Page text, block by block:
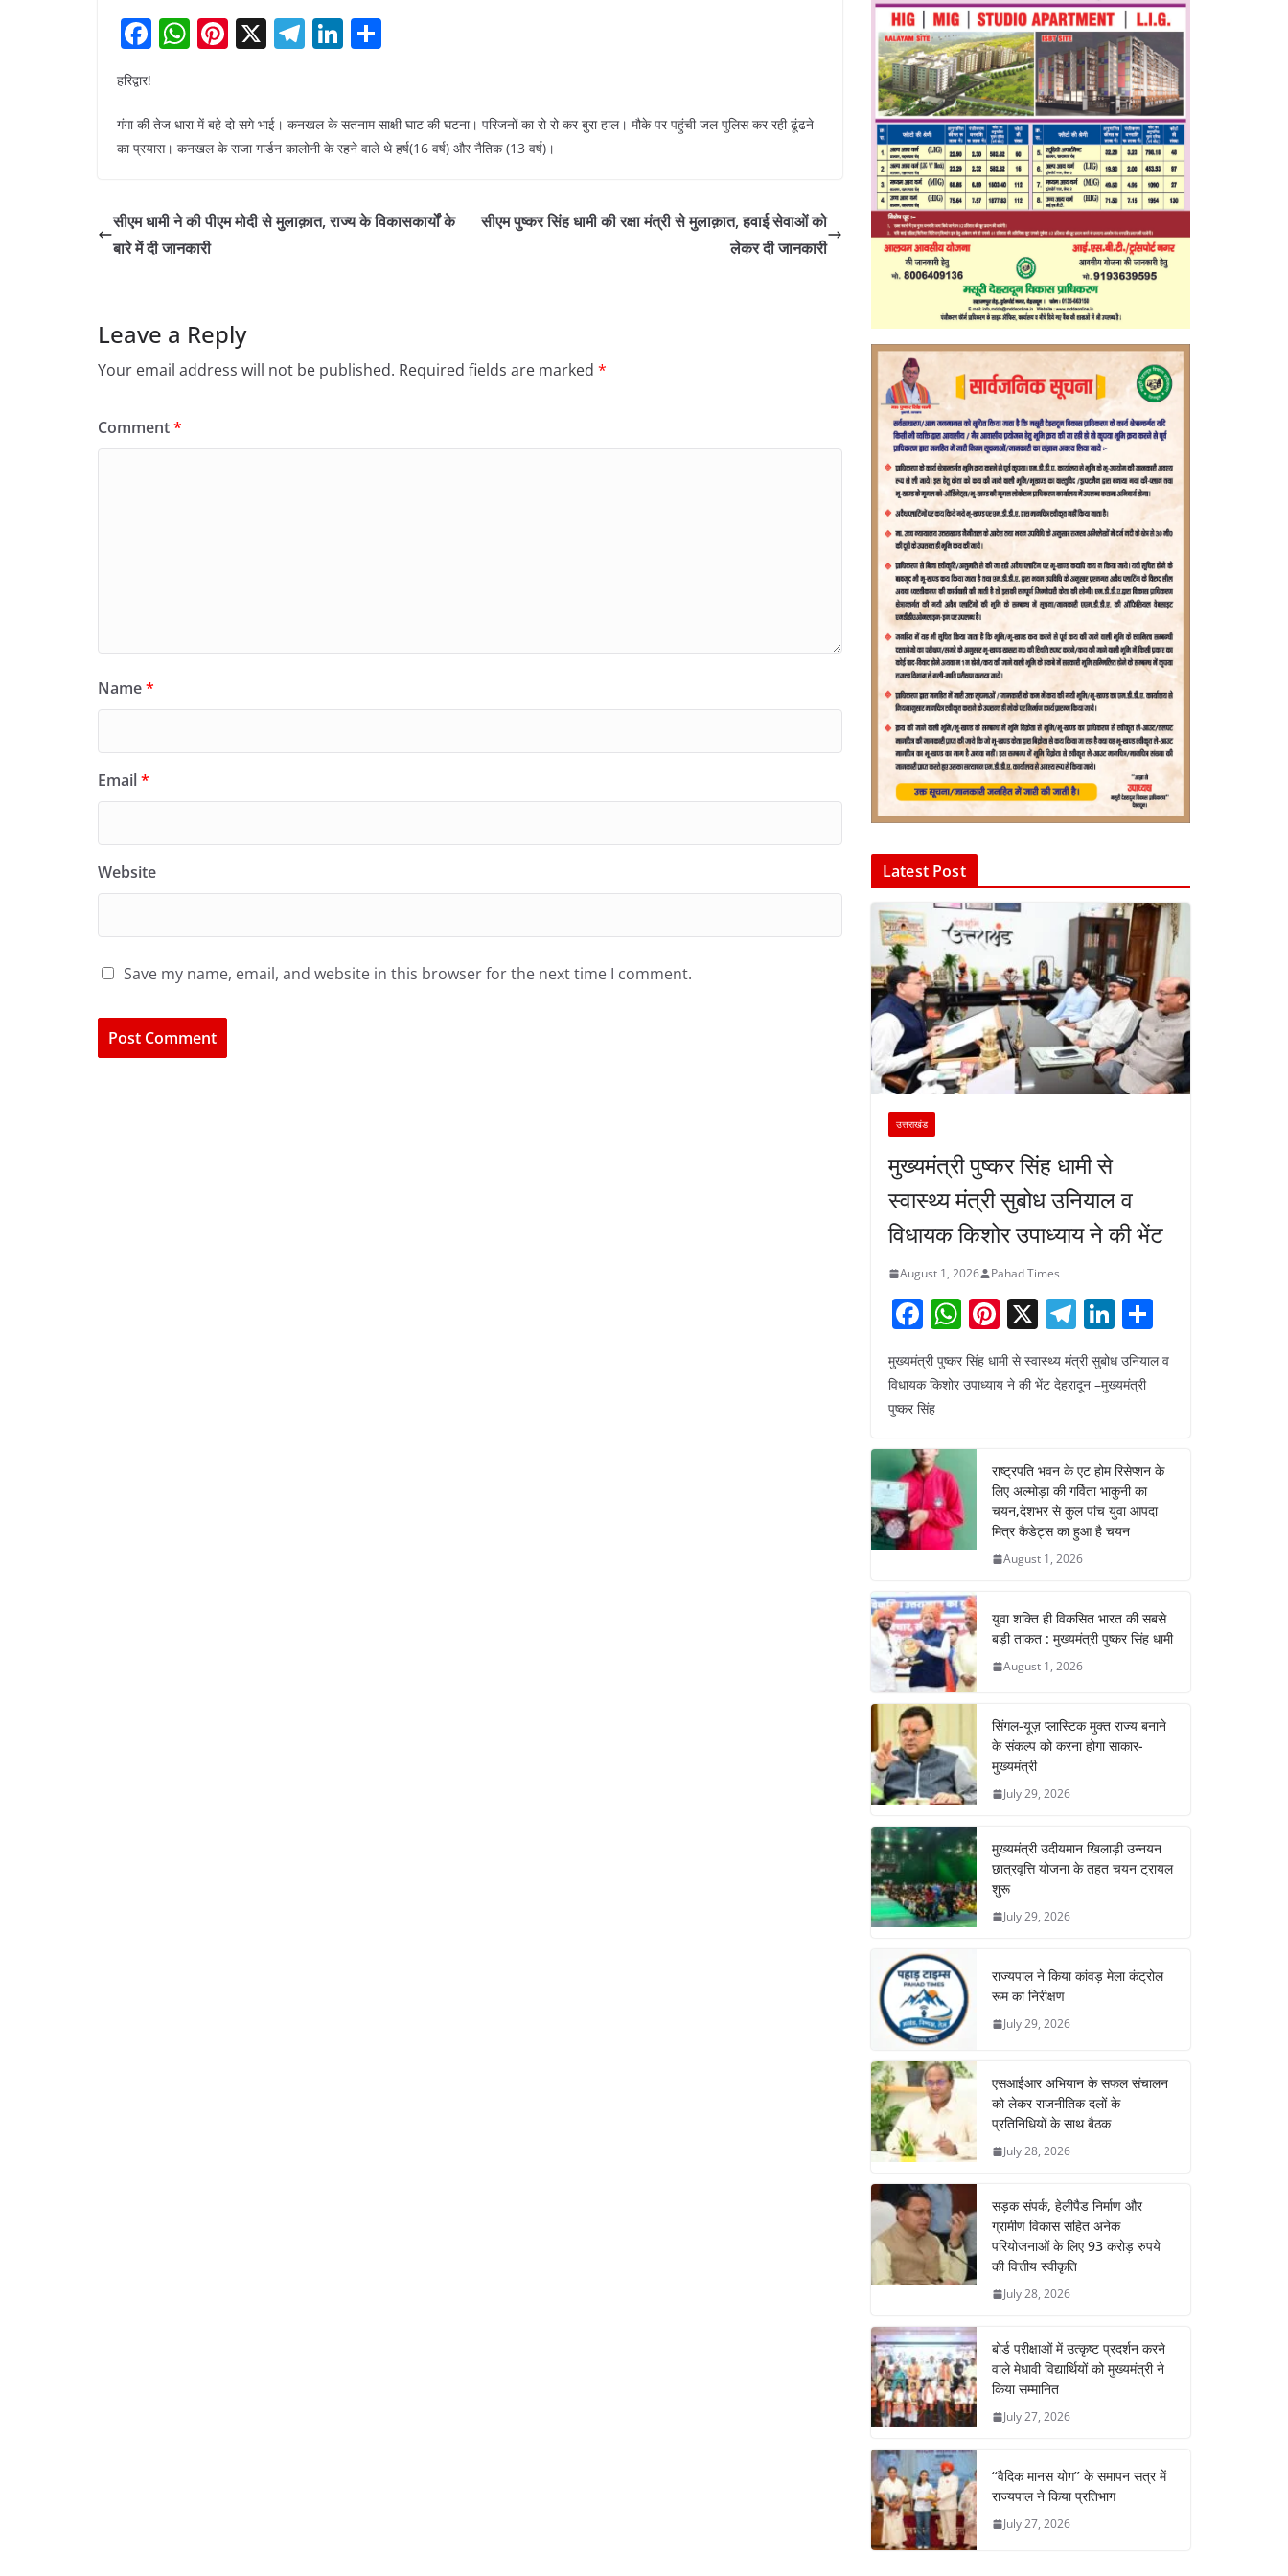
F
e
b
o
k
W
s
A
p
Pi
e
st
X T
gr
a
Li
e
dI
e
हरिद्वार!
गंगा की तेज धारा में बहे दो सगे भाई। कनखल के सतनाम साक्षी घाट की घटना। परिजनों का रो रो कर बुरा हाल। मौके पर पहुंची जल पुलिस कर रही ढूंढने
का प्रयास। कनखल के राजा गार्डन कालोनी के रहने वाले थे हर्ष(16 वर्ष) और नैतिक (13 वर्ष)।
सीएम धामी ने की पीएम मोदी से मुलाक़ात, राज्य के विकासकार्यों के
बारे में दी जानकारी
सीएम पुष्कर सिंह धामी की रक्षा मंत्री से मुलाक़ात, हवाई सेवाओं को
लेकर दी जानकारी
Leave a Reply
Your email address will not be published. Required fields are marked *
Comment*
Name*
Email*
Website
Save my name, email, and website in this browser for the next time I comment.
Latest Post
उत्तराखंड
मुख्यमंत्री पुष्कर सिंह धामी से
स्वास्थ्य मंत्री सुबोध उनियाल व
विधायक किशोर उपाध्याय ने की भेंट
August 1, 2026 Pahad Times
F
a
c
e
o
o
k
W
h
at
p
Pi
nt
er
X T
el
e
gr
m
Li
n
k
n
ar
मुख्यमंत्री पुष्कर सिंह धामी से स्वास्थ्य मंत्री सुबोध उनियाल व
विधायक किशोर उपाध्याय ने की भेंट देहरादून –मुख्यमंत्री
पुष्कर सिंह
राष्ट्रपति भवन के एट होम रिसेप्शन के
लिए अल्मोड़ा की गर्विता भाकुनी का
चयन,देशभर से कुल पांच युवा आपदा
मित्र कैडेट्स का हुआ है चयन
August 1, 2026
युवा शक्ति ही विकसित भारत की सबसे
बड़ी ताकत : मुख्यमंत्री पुष्कर सिंह धामी
August 1, 2026
सिंगल-यूज़ प्लास्टिक मुक्त राज्य बनाने
के संकल्प को करना होगा साकार-
मुख्यमंत्री
July 29, 2026
मुख्यमंत्री उदीयमान खिलाड़ी उन्नयन
छात्रवृत्ति योजना के तहत चयन ट्रायल
शुरू
July 29, 2026
राज्यपाल ने किया कांवड़ मेला कंट्रोल
रूम का निरीक्षण
July 29, 2026
एसआईआर अभियान के सफल संचालन
को लेकर राजनीतिक दलों के
प्रतिनिधियों के साथ बैठक
July 28, 2026
सड़क संपर्क, हेलीपैड निर्माण और
ग्रामीण विकास सहित अनेक
परियोजनाओं के लिए 93 करोड़ रुपये
की वित्तीय स्वीकृति
July 28, 2026
बोर्ड परीक्षाओं में उत्कृष्ट प्रदर्शन करने
वाले मेधावी विद्यार्थियों को मुख्यमंत्री ने
किया सम्मानित
July 27, 2026
‘‘वैदिक मानस योग’’ के समापन सत्र में
राज्यपाल ने किया प्रतिभाग
July 27, 2026